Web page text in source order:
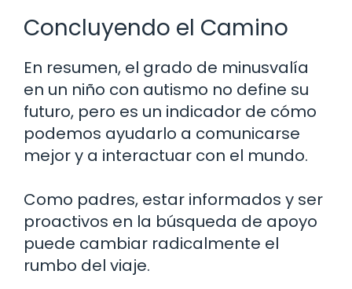
Concluyendo el Camino
En resumen, el grado de minusvalía
en un niño con autismo no define su
futuro, pero es un indicador de cómo
podemos ayudarlo a comunicarse
mejor y a interactuar con el mundo.
Como padres, estar informados y ser
proactivos en la búsqueda de apoyo
puede cambiar radicalmente el
rumbo del viaje.